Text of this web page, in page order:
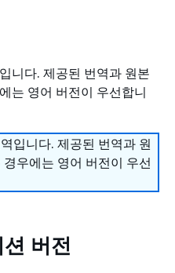
니다. 제공된 번역과 원본
는 영어 버전이 우선합니
입니다. 제공된 번역과 원
우에는 영어 버전이 우선
버전